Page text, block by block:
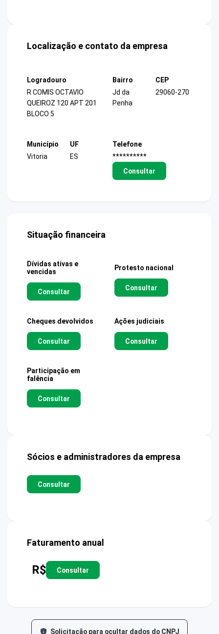
Localização e contato da empresa
Logradouro
R COMIS OCTAVIO
QUEIROZ 120 APT 201
BLOCO 5
Bairro
Jd da
Penha
CEP
29060-270
Município
Vitoria
UF
ES
Telefone
**********
Consultar
Situação financeira
Dívidas ativas e
vencidas
Consultar
Protesto nacional
Consultar
Cheques devolvidos
Consultar
Ações judiciais
Consultar
Participação em
falência
Consultar
Sócios e administradores da empresa
Consultar
Faturamento anual
R$ Consultar
Solicitação para ocultar dados do CNPJ